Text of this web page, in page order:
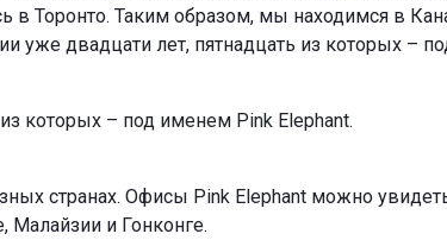
в Торонто. Таким образом, мы находимся в
уже двадцати лет, пятнадцать из которых –
которых – под именем Pink Elephant.
странах. Офисы Pink Elephant можно
Малайзии и Гонконге.